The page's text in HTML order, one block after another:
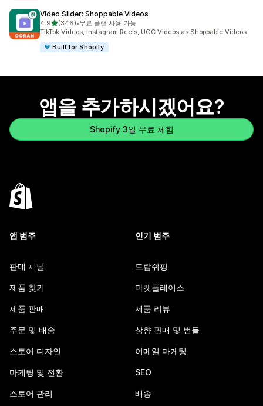
Video Slider: Shoppable Videos
4.9별 5개 중
(346)
총 리뷰 346개
•무료 플랜 사용 가능
TikTok Videos, Instagram Reels, UGC Videos as Shoppable Videos
Built for Shopify
앱을 추가하시겠어요?
Shopify 3일 무료 체험
앱 범주
판매 채널
제품 찾기
제품 판매
주문 및 배송
스토어 디자인
마케팅 및 전환
스토어 관리
인기 범주
드랍쉬핑
마켓플레이스
제품 리뷰
상향 판매 및 번들
이메일 마케팅
SEO
배송